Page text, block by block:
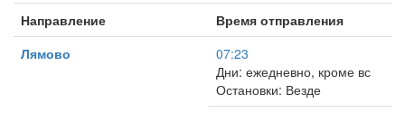
Направление
Время отправления
Лямово
07:23
Дни: ежедневно, кроме вс
Остановки: Везде